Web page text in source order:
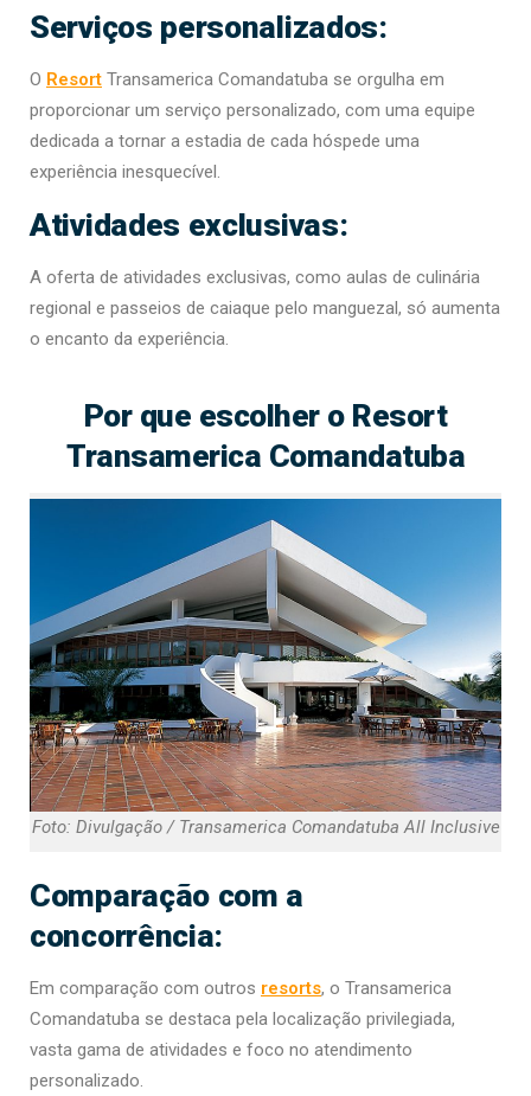
Serviços personalizados:
O Resort Transamerica Comandatuba se orgulha em
proporcionar um serviço personalizado, com uma equipe
dedicada a tornar a estadia de cada hóspede uma
experiência inesquecível.
Atividades exclusivas:
A oferta de atividades exclusivas, como aulas de culinária
regional e passeios de caiaque pelo manguezal, só aumenta
o encanto da experiência.
Por que escolher o Resort
Transamerica Comandatuba
Foto: Divulgação / Transamerica Comandatuba All Inclusive
Comparação com a
concorrência:
Em comparação com outros resorts, o Transamerica
Comandatuba se destaca pela localização privilegiada,
vasta gama de atividades e foco no atendimento
personalizado.